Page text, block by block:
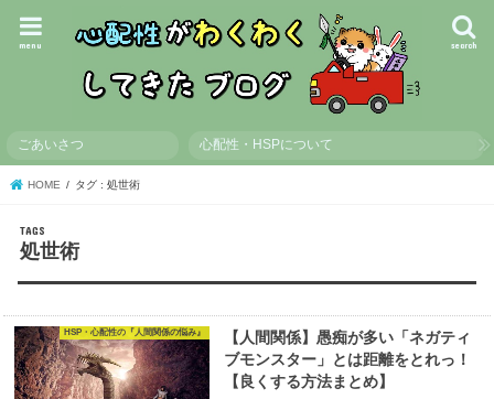
search
menu
ごあいさつ 心配性・HSPについて
HOME タグ : 処世術
処世術
HSP・心配性の『人間関係の悩み』
【人間関係】愚痴が多い「ネガティ
ブモンスター」とは距離をとれっ！
【良くする方法まとめ】